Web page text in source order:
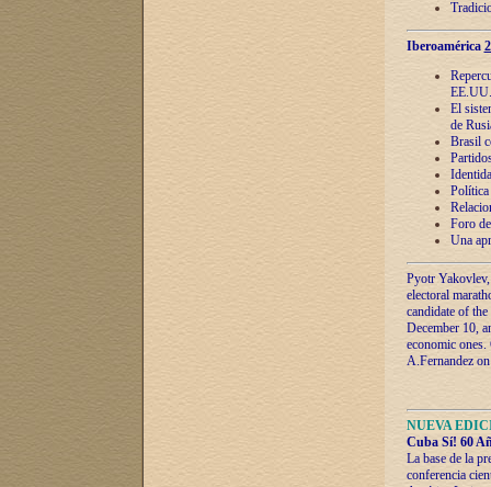
Iberoamérica
EE.UU.
El
de
Brasil
Política
Foro
Una
Pyotr
electoral
candidate of
December 10,
economic
A.Fernandez
NUEVA
Cuba Sí! 60
La base de la
conferencia